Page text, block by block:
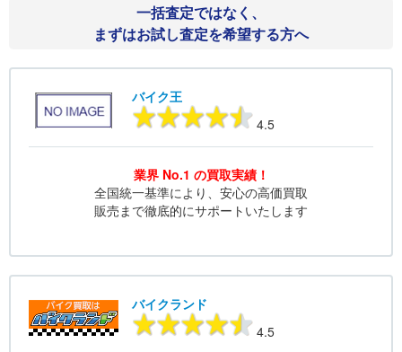
一括査定ではなく、
まずはお試し査定を希望する方へ
バイク王
4.5
業界 No.1 の買取実績！
全国統一基準により、安心の高価買取
販売まで徹底的にサポートいたします
バイクランド
4.5